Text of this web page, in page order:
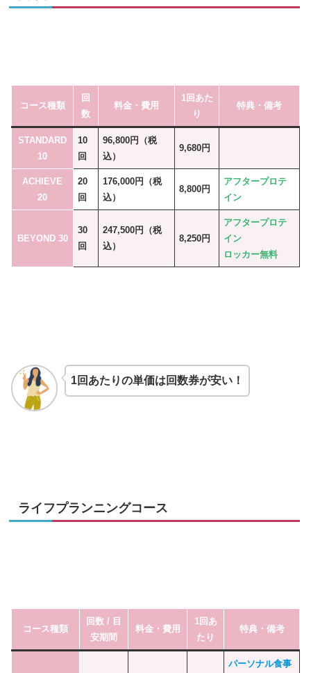
コース種類
回
数
料金・費用
1回あた
り
特典・備考
STANDARD
10
10
回
96,800円（税
込）
9,680円
ACHIEVE
20
20
回
176,000円（税
込）
8,800円
アフタープロテ
イン
BEYOND 30
30
回
247,500円（税
込）
8,250円
アフタープロテ
イン
ロッカー無料
1回あたりの単価は回数券が安い！
ライフプランニングコース
コース種類
回数 / 目
安期間
料金・費用
1回あ
たり
特典・備考
パーソナル食事